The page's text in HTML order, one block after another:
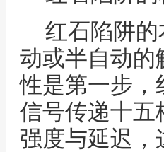
红石陷阱
动或半自动的
性是第一步，
信号传递十五
强度与延迟，